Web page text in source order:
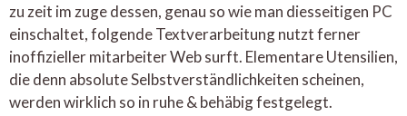
zu zeit im zuge dessen, genau so wie man diesseitigen PC
einschaltet, folgende Textverarbeitung nutzt ferner
inoffizieller mitarbeiter Web surft. Elementare Utensilien,
die denn absolute Selbstverständlichkeiten scheinen,
werden wirklich so in ruhe & behäbig festgelegt.